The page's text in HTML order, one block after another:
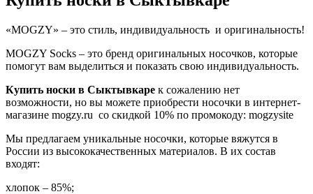
«MOGZY» – это стиль, индивидуальность и оригинальность!
MOGZY Socks – это бренд оригинальных носочков, которые
помогут вам выделиться и показать свою индивидуальность.
Купить носки в Сыктывкаре к сожалению нет
возможности, но вы можете приобрести носочки в интернет-
магазине mogzy.ru со скидкой 10% по промокоду: mogzysite
Мы предлагаем уникальные носочки, которые вяжутся в
России из высококачественных материалов. В их состав
входят:
хлопок – 85%;